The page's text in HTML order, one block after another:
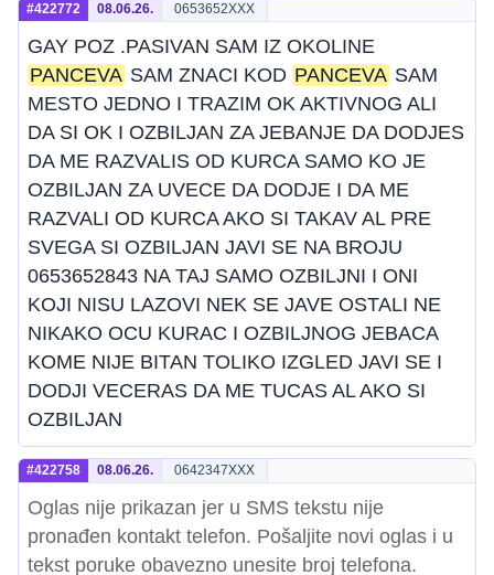
#422772 08.06.26. 0653652XXX
GAY POZ .PASIVAN SAM IZ OKOLINE
PANCEVA SAM ZNACI KOD PANCEVA SAM
MESTO JEDNO I TRAZIM OK AKTIVNOG ALI
DA SI OK I OZBILJAN ZA JEBANJE DA DODJES
DA ME RAZVALIS OD KURCA SAMO KO JE
OZBILJAN ZA UVECE DA DODJE I DA ME
RAZVALI OD KURCA AKO SI TAKAV AL PRE
SVEGA SI OZBILJAN JAVI SE NA BROJU
0653652843 NA TAJ SAMO OZBILJNI I ONI
KOJI NISU LAZOVI NEK SE JAVE OSTALI NE
NIKAKO OCU KURAC I OZBILJNOG JEBACA
KOME NIJE BITAN TOLIKO IZGLED JAVI SE I
DODJI VECERAS DA ME TUCAS AL AKO SI
OZBILJAN
#422758 08.06.26. 0642347XXX
Oglas nije prikazan jer u SMS tekstu nije
pronađen kontakt telefon. Pošaljite novi oglas i u
tekst poruke obavezno unesite broj telefona.